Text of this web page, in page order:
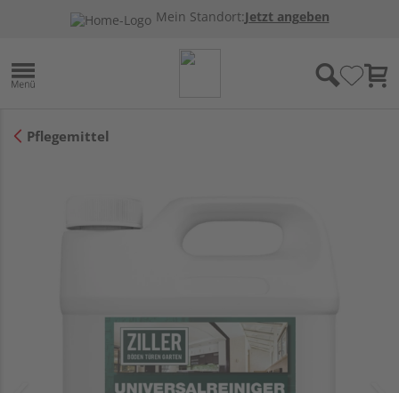
Mein Standort:Jetzt angeben
Pflegemittel